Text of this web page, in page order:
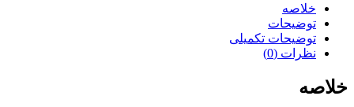
خلاصه
توضیحات
توضیحات تکمیلی
نظرات (0)
خلاصه